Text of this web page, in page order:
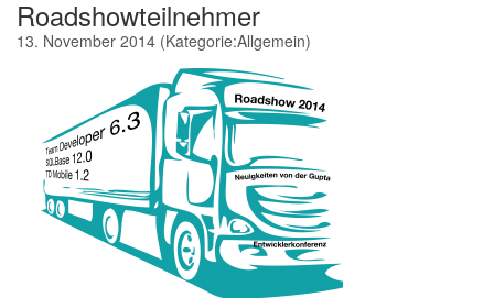
Roadshowteilnehmer
13. November 2014 (Kategorie:Allgemein)